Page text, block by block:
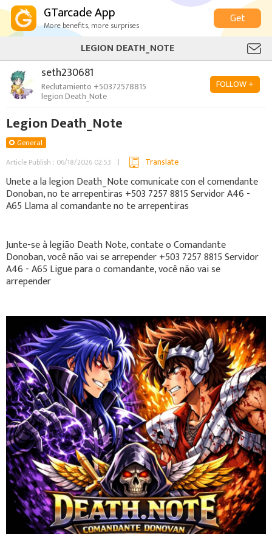
GTarcade App
More benefits, more surprises
Get
LEGION DEATH_NOTE
seth230681
Reclutamiento +50372578815
legion Death_Note
FOLLOW +
Legion Death_Note
General
Article Publish : 06/18/2026 02:53
Translate
Unete a la legion Death_Note comunicate con el comendante
Donoban, no te arrepentiras +503 7257 8815 Servidor A46 -
A65 Llama al comandante no te arrepentiras
Junte-se à legião Death Note, contate o Comandante
Donoban, você não vai se arrepender +503 7257 8815 Servidor
A46 - A65 Ligue para o comandante, você não vai se
arrepender